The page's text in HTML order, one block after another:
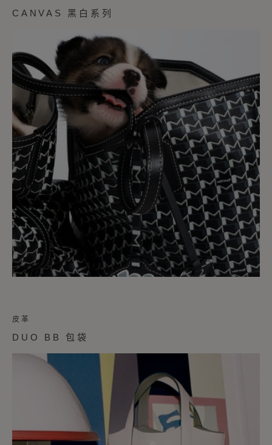
CANVAS 黑白系列
皮革
DUO BB 包袋